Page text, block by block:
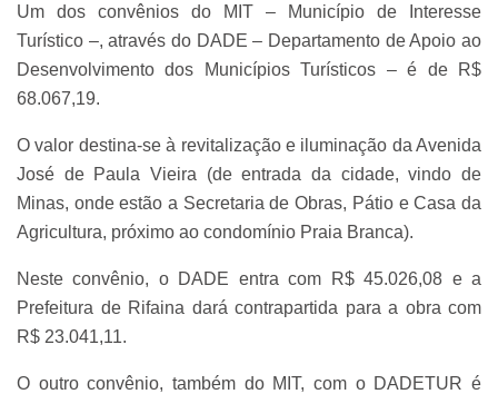
Um dos convênios do MIT – Município de Interesse
Turístico –, através do DADE – Departamento de Apoio ao
Desenvolvimento dos Municípios Turísticos – é de R$
68.067,19.
O valor destina-se à revitalização e iluminação da Avenida
José de Paula Vieira (de entrada da cidade, vindo de
Minas, onde estão a Secretaria de Obras, Pátio e Casa da
Agricultura, próximo ao condomínio Praia Branca).
Neste convênio, o DADE entra com R$ 45.026,08 e a
Prefeitura de Rifaina dará contrapartida para a obra com
R$ 23.041,11.
O outro convênio, também do MIT, com o DADETUR é